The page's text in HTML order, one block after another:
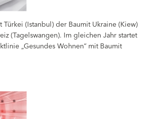
(Istanbul) der Baumit Ukraine (Kiew)
(Tagelswangen). Im gleichen Jahr startet
„Gesundes Wohnen“ mit Baumit